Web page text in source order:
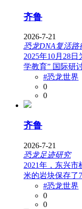
齐鲁
2026-7-21
恐龙DNA复活路
2025年10月28
学教育” 国际研
#恐龙世界
0
0
齐鲁
2026-7-21
恐龙足迹研究
2021年，东兴
米的岩块保存了
#恐龙世界
0
0